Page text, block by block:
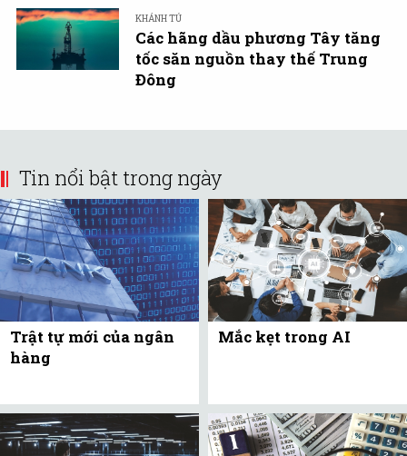
KHÁNH TÚ
Các hãng dầu phương Tây tăng
tốc săn nguồn thay thế Trung
Đông
Tin nổi bật trong ngày
Trật tự mới của ngân
hàng
Mắc kẹt trong AI